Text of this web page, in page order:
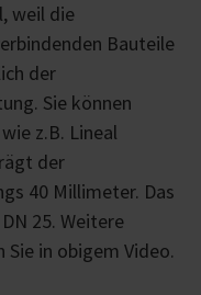
weil die
Bauteile
der
Sie können
z.B. Lineal
der
40 Millimeter. Das
25. Weitere
in obigem Video.